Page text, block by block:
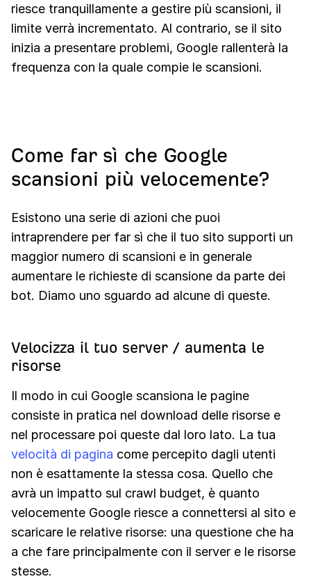
riesce tranquillamente a gestire più scansioni, il
limite verrà incrementato. Al contrario, se il sito
inizia a presentare problemi, Google rallenterà la
frequenza con la quale compie le scansioni.
Come far sì che Google
scansioni più velocemente?
Esistono una serie di azioni che puoi
intraprendere per far sì che il tuo sito supporti un
maggior numero di scansioni e in generale
aumentare le richieste di scansione da parte dei
bot. Diamo uno sguardo ad alcune di queste.
Velocizza il tuo server / aumenta le
risorse
Il modo in cui Google scansiona le pagine
consiste in pratica nel download delle risorse e
nel processare poi queste dal loro lato. La tua
velocità di pagina come percepito dagli utenti
non è esattamente la stessa cosa. Quello che
avrà un impatto sul crawl budget, è quanto
velocemente Google riesce a connettersi al sito e
scaricare le relative risorse: una questione che ha
a che fare principalmente con il server e le risorse
stesse.